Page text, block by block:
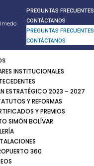
PREGUNTAS FRECUENTES
CONTÁCTANOS
PREGUNTAS FRECUENTES
CONTÁCTANOS
INSTITUCIONALES
ESTRATÉGICO 2023 – 2027
Y REFORMAS
Y PREMIOS
SIMÓN BOLÍVAR
360